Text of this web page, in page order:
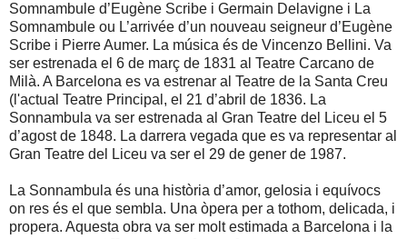
Somnambule d’Eugène Scribe i Germain Delavigne i La
Somnambule ou L’arrivée d’un nouveau seigneur d’Eugène
Scribe i Pierre Aumer. La música és de Vincenzo Bellini. Va
ser estrenada el 6 de març de 1831 al Teatre Carcano de
Milà. A Barcelona es va estrenar al Teatre de la Santa Creu
(l'actual Teatre Principal, el 21 d’abril de 1836. La
Sonnambula va ser estrenada al Gran Teatre del Liceu el 5
d’agost de 1848. La darrera vegada que es va representar al
Gran Teatre del Liceu va ser el 29 de gener de 1987.
La Sonnambula és una història d’amor, gelosia i equívocs
on res és el que sembla. Una òpera per a tothom, delicada, i
propera. Aquesta obra va ser molt estimada a Barcelona i la